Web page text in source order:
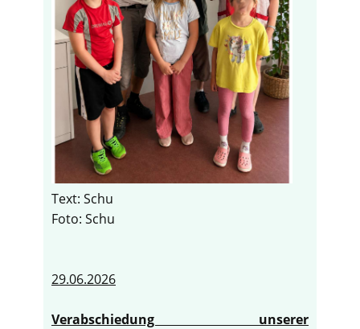
Text: Schu
Foto: Schu
29.06.2026
Verabschiedung unserer